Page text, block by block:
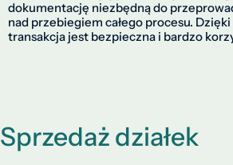
dokumentację niezbędną do
nad przebiegiem całego procesu.
transakcja jest bezpieczna i bardzo
Sprzedaż działek